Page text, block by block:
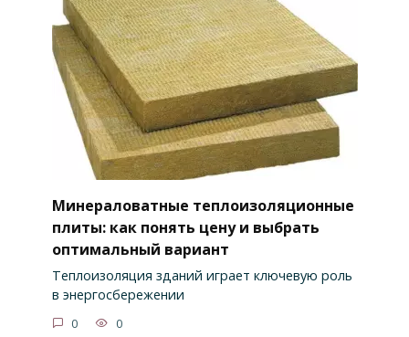
Минераловатные теплоизоляционные
плиты: как понять цену и выбрать
оптимальный вариант
Теплоизоляция зданий играет ключевую роль
в энергосбережении
0 0